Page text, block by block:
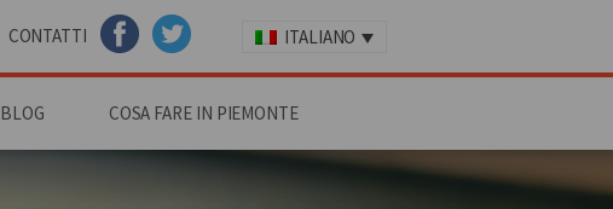
CONTATTI
FACEBOOKTWITTER
ITALIANO
BLOG COSA FARE IN PIEMONTE